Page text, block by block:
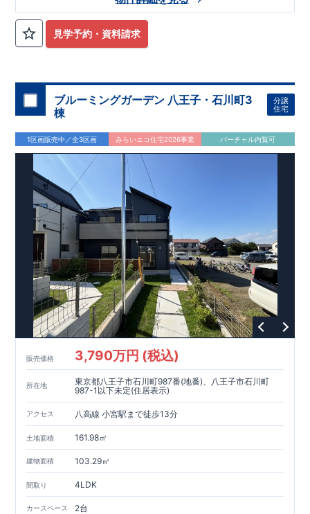
相模線「上溝」駅徒歩19分 ◇ロケーション
・相模原市立星が丘小学校
徒歩7分 ・オーケ
ー相模原店
模原店 徒歩
・やまうち医院 徒歩
ります。
・設計、施工、営業が互いに協力しあい、最良のプラ
ンを提供いたします。 ・不要な中間マージンを抑えることで、
コストダウンに努めています。
・東栄住宅
の建物は、国が定めた耐震等級で3を取得。建築基準法で定め
られた、｢数百年に一度発生する地震に対して、倒壊、崩壊しな
い。｣という基準から、さらに
す。
【住宅性能評価ダブル取得】
設計段階で、国が認めた第三者機関が評価しています。
住宅性能評価：評価を受けた図面通りに施工されているか、建
設までに、計4回のチェックが行われます。
でなく、現場の施工状況を検査した上で、品質を保証していま
す。
【充実のアフターサポート】
・東栄住宅では、お引渡し後最大10回の無料定期点検と、
年
間の品質保証を実施。お引渡しからが本当のお付き合いだと考
え、アフターサービスを外部の業者に委託せず、東栄住宅グル
ープ「東栄ホームサービス株式会社」にて責任をもって対応い
たします。
見学予約・資料請求
ブルーミングガーデン 八王子・石川町3
棟
分譲
住宅
1区画販売中／全3区画 みらいエコ住宅2026事業 バーチャル内覧可
販売価格 3,790万円 (税込)
所在地
東京都八王子市石川町987番(地番)、八王子市石川町
987-1以下未定(住居表示)
アクセス 八高線 小宮駅まで徒歩13分
土地面積 161.98㎡
建物面積 103.29㎡
間取り 4LDK
カースペース 2台